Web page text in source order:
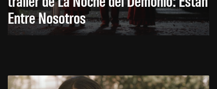
Entre Nosotros